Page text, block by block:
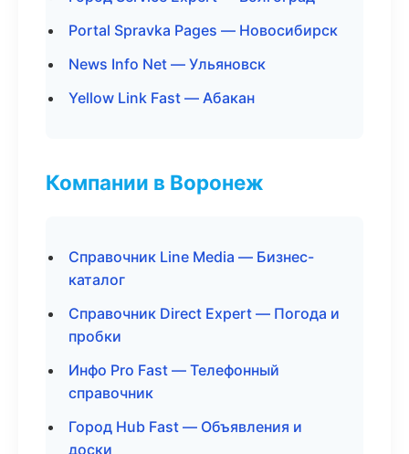
Portal Spravka Pages — Новосибирск
News Info Net — Ульяновск
Yellow Link Fast — Абакан
Компании в Воронеж
Справочник Line Media — Бизнес-
каталог
Справочник Direct Expert — Погода и
пробки
Инфо Pro Fast — Телефонный
справочник
Город Hub Fast — Объявления и
доски